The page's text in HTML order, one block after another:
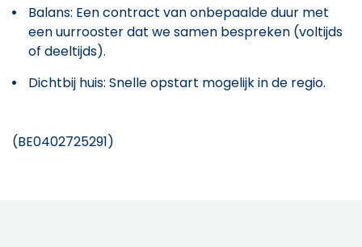
Balans: Een contract van onbepaalde duur met
een uurrooster dat we samen bespreken (voltijds
of deeltijds).
Dichtbij huis: Snelle opstart mogelijk in de regio.
(BE0402725291)